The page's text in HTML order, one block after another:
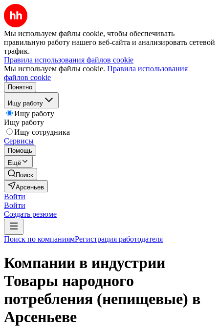
Мы используем файлы cookie, чтобы обеспечивать
правильную работу нашего веб-сайта и анализировать сетевой
трафик.
Правила использования файлов cookie
Мы используем файлы cookie. Правила использования
файлов cookie
Понятно
Ищу работу
Ищу работу
Ищу работу
Ищу сотрудника
Сервисы
Помощь
Ещё
Поиск
Арсеньев
Войти
Войти
Создать резюме
Поиск по компаниямРегистрация работодателя
Компании в индустрии
Товары народного
потребления (непищевые) в
Арсеньеве